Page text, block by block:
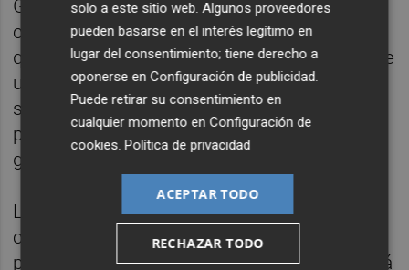
Google se defiende diciendo que nadie en la
compañía lee los correos electrónicos, sino
que se trata de un algoritmo similar al que se
usa para saber qué correos electrónicos son
spam. Además, añaden que sin esa
publicidad estos servicios no podrían ser
gratuitos.
La compañía de Redmond se negó a decir
cuánto va a gastar en la nueva campaña
publicitaria contra Gmail, que también estará
solo a este sitio web. Algunos proveedores
pueden basarse en el interés legítimo en
lugar del consentimiento; tiene derecho a
oponerse enConfiguración de publicidad.
Puede retirar su consentimiento en
cualquier momento enConfiguración de
cookies.Política de privacidad
ACEPTAR TODO
RECHAZAR TODO